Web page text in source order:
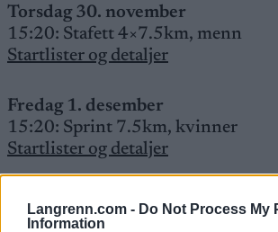
Langrenn.com - Do Not Process My
Information
Torsdag 30. november
15:20: Stafett 4×7.5km, menn
Startlister og detaljer
Fredag 1. desember
15:20: Sprint 7.5km, kvinner
Startlister og detaljer
Lørdag 2. desember
14:45: 10km sprint, menn